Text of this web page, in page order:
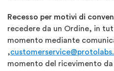
Recesso per motivi di
recedere da un Ordine, in
momento mediante
,
momento del ricevimento da